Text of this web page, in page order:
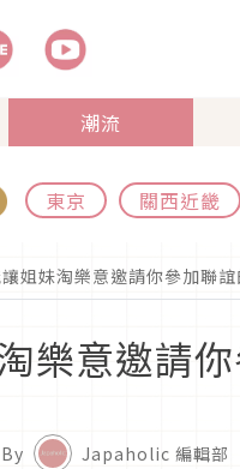
潮流
東京 關西近畿
姐妹淘樂意邀請你參加聯誼
樂意邀請
By Japaholic 編輯部